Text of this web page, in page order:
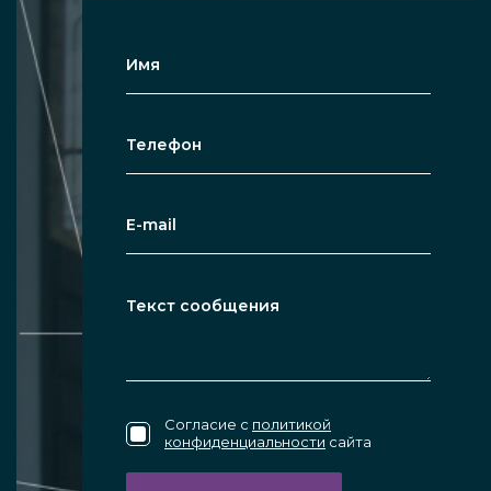
Телескопическая — сдвижной вариант
прозрачных подвижных дверных
секций, которые складываются друг в
можно заказывать двери с
По числу створок. Бывают
панелями — это классика, но бывает и
Согласие с политикой
конфиденциальности сайта